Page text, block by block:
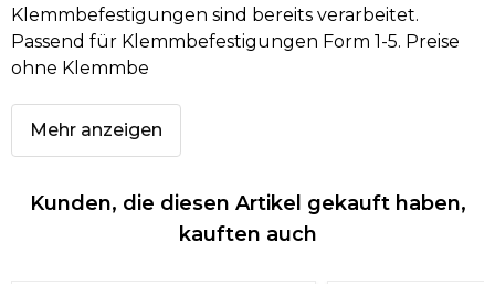
Klemmbefestigungen sind bereits verarbeitet.
Passend für Klemmbefestigungen Form 1-5. Preise
ohne Klemmbe
Mehr anzeigen
Kunden, die diesen Artikel gekauft haben,
kauften auch